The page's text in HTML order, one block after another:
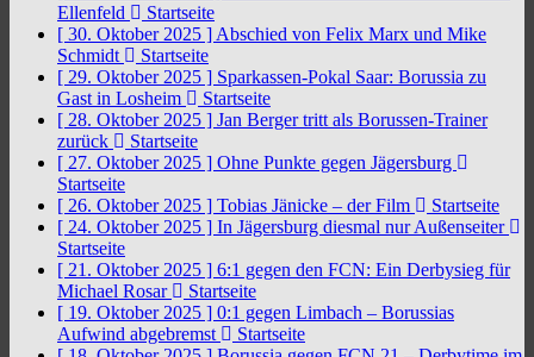
Ellenfeld
Startseite
[ 30. Oktober 2025 ] Abschied von Felix Marx und Mike
Schmidt
Startseite
[ 29. Oktober 2025 ] Sparkassen-Pokal Saar: Borussia zu
Gast in Losheim
Startseite
[ 28. Oktober 2025 ] Jan Berger tritt als Borussen-Trainer
zurück
Startseite
[ 27. Oktober 2025 ] Ohne Punkte gegen Jägersburg
Startseite
[ 26. Oktober 2025 ] Tobias Jänicke – der Film
Startseite
[ 24. Oktober 2025 ] In Jägersburg diesmal nur Außenseiter
Startseite
[ 21. Oktober 2025 ] 6:1 gegen den FCN: Ein Derbysieg für
Michael Rosar
Startseite
[ 19. Oktober 2025 ] 0:1 gegen Limbach – Borussias
Aufwind abgebremst
Startseite